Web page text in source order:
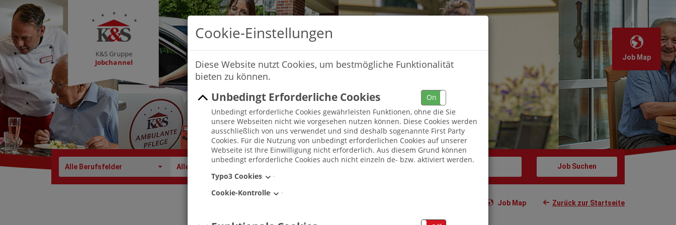
K&S Gruppe
Jobchannel
Job Map
Alle Berufsfelder Alle Berufe
Job Map Zurück zur Startseite
Cookie-Einstellungen
Diese Website nutzt Cookies, um bestmögliche Funktionalität
bieten zu können.
Unbedingt Erforderliche Cookies On
Unbedingt erforderliche Cookies gewährleisten Funktionen, ohne die Sie
unsere Webseiten nicht wie vorgesehen nutzen können. Diese Cookies werden
ausschließlich von uns verwendet und sind deshalb sogenannte First Party
Cookies. Für die Nutzung von unbedingt erforderlichen Cookies auf unserer
Webseite ist Ihre Einwilligung nicht erforderlich. Aus diesem Grund können
unbedingt erforderliche Cookies auch nicht einzeln de- bzw. aktiviert werden.
Typo3 Cookies
Cookie-Kontrolle